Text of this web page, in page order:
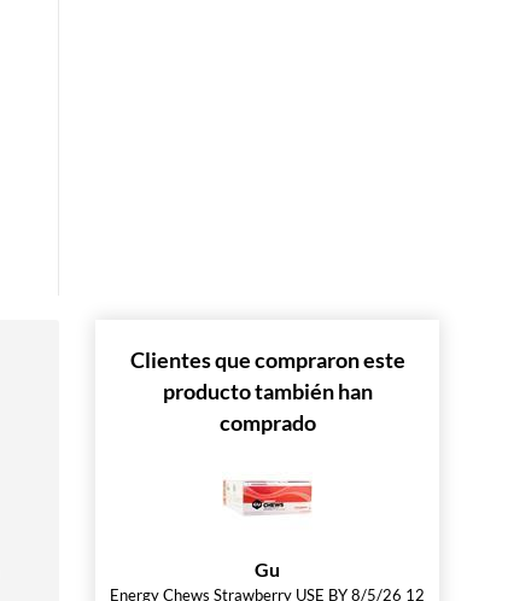
Clientes que compraron este
producto también han
comprado
Gu
Energy Chews Strawberry USE BY 8/5/26 12